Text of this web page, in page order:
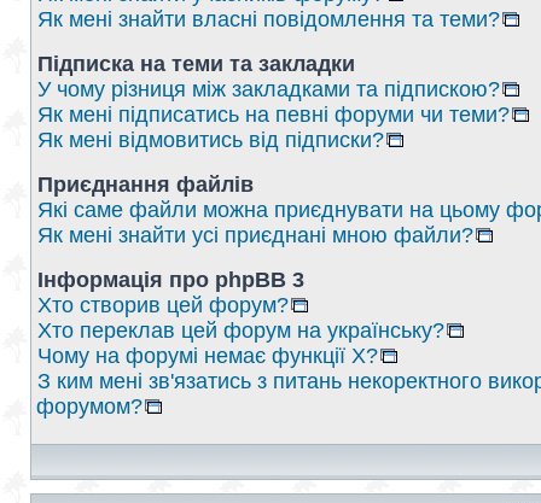
Як мені знайти власні повідомлення та теми?
Підписка на теми та закладки
У чому різниця між закладками та підпискою?
Як мені підписатись на певні форуми чи теми?
Як мені відмовитись від підписки?
Приєднання файлів
Які саме файли можна приєднувати на цьому
Як мені знайти усі приєднані мною файли?
Інформація про phpBB 3
Хто створив цей форум?
Хто переклав цей форум на українську?
Чому на форумі немає функції X?
З ким мені зв'язатись з питань некоректного
форумом?